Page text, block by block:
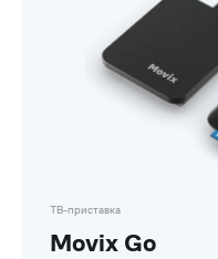
Список
приставок
ТВ-приставка
Movix Go